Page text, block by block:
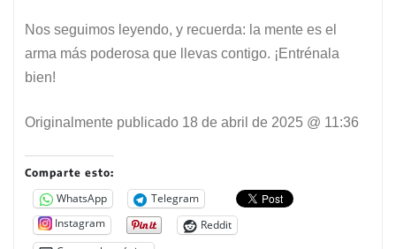
Nos seguimos leyendo, y recuerda: la mente es el
arma más poderosa que llevas contigo. ¡Entrénala
bien!
Originalmente publicado 18 de abril de 2025 @ 11:36
Comparte esto:
WhatsApp
Telegram
Instagram
Reddit